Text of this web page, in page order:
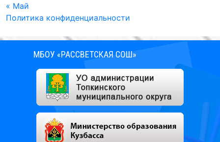
« Май
Политика конфиденциальности
МБОУ «РАССВЕТСКАЯ СОШ»